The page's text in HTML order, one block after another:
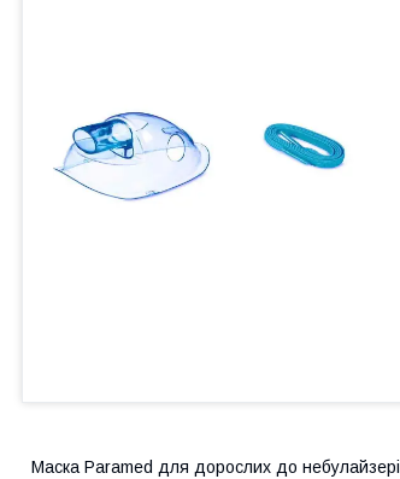
Маска Paramed для дорослих до